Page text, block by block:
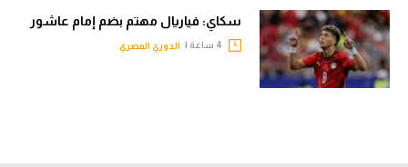
سكاي: فياريال مهتم بضم إمام عاشور
الدوري المصري